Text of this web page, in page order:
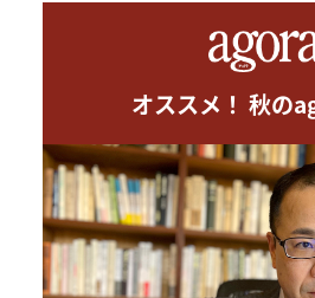
オススメ！ 秋の